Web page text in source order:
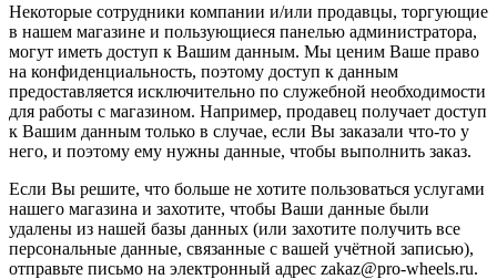
Некоторые сотрудники компании и/или продавцы, торгующие
в нашем магазине и пользующиеся панелью администратора,
могут иметь доступ к Вашим данным. Мы ценим Ваше право
на конфиденциальность, поэтому доступ к данным
предоставляется исключительно по служебной необходимости
для работы с магазином. Например, продавец получает доступ
к Вашим данным только в случае, если Вы заказали что-то у
него, и поэтому ему нужны данные, чтобы выполнить заказ.
Если Вы решите, что больше не хотите пользоваться услугами
нашего магазина и захотите, чтобы Ваши данные были
удалены из нашей базы данных (или захотите получить все
персональные данные, связанные с вашей учётной записью),
отправьте письмо на электронный адрес zakaz@pro-wheels.ru.